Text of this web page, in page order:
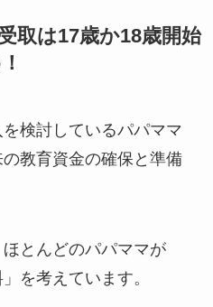
取は17歳か18歳開始
検討しているパパママ
教育資金の確保と準備
とんどのパパママが
を考えています。